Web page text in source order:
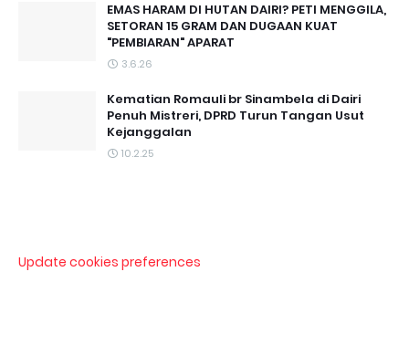
EMAS HARAM DI HUTAN DAIRI? PETI MENGGILA,
SETORAN 15 GRAM DAN DUGAAN KUAT
"PEMBIARAN" APARAT
3.6.26
Kematian Romauli br Sinambela di Dairi
Penuh Mistreri, DPRD Turun Tangan Usut
Kejanggalan
10.2.25
Update cookies preferences